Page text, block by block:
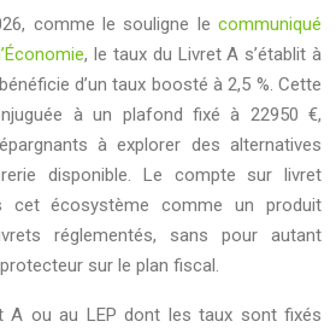
comme le souligne le communiqué
, le taux du Livret A s’établit à
d’un taux boosté à 2,5 %. Cette
à un plafond fixé à 22950 €,
à explorer des alternatives
disponible. Le compte sur livret
cet écosystème comme un produit
réglementés, sans pour autant
sur le plan fiscal.
A ou au LEP dont les taux sont fixés